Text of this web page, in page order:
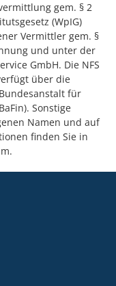
gem. § 2
(WpIG)
Vermittler gem. §
und unter der
GmbH. Die NFS
über die
für
Sonstige
Namen und auf
finden Sie in